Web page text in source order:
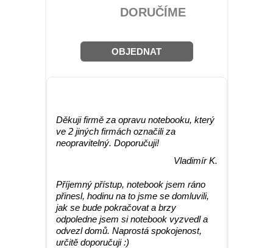
DORUČÍME
OBJEDNAT
Děkuji firmě za opravu notebooku, který
ve 2 jiných firmách označili za
neopravitelný. Doporučuji!
Vladimír K.
Příjemný přístup, notebook jsem ráno
přinesl, hodinu na to jsme se domluvili,
jak se bude pokračovat a brzy
odpoledne jsem si notebook vyzvedl a
odvezl domů. Naprostá spokojenost,
určitě doporučuji :)